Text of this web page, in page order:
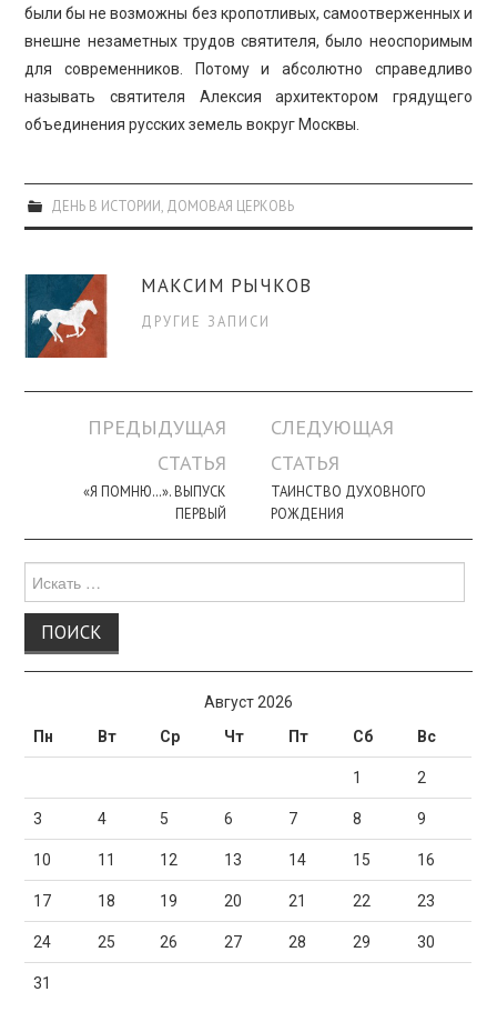
были бы не возможны без кропотливых, самоотверженных и
внешне незаметных трудов святителя, было неоспоримым
для современников. Потому и абсолютно справедливо
называть святителя Алексия архитектором грядущего
объединения русских земель вокруг Москвы.
ДЕНЬ В ИСТОРИИ ДОМОВАЯ ЦЕРКОВЬ
МАКСИМ РЫЧКОВ
ДРУГИЕ ЗАПИСИ
Навигация
записи
ПРЕДЫДУЩАЯ
СТАТЬЯ
«Я ПОМНЮ…». ВЫПУСК
ПЕРВЫЙ
СЛЕДУЮЩАЯ
СТАТЬЯ
ТАИНСТВО ДУХОВНОГО
РОЖДЕНИЯ
для:
Август 2026
Пн
Вт Ср Чт Пт Сб Вс
1 2
3 4 5 6 7 8 9
10 11 12 13 14 15 16
17 18 19 20 21 22 23
24 25 26 27 28 29 30
31